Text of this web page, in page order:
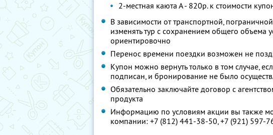
2-местная каюта А - 820р. к стоимости
В зависимости от транспортной,
изменять тур с сохранением общего объема
ориентировочно
Перенос времени поездки возможен не
Купон можно вернуть только в том случае,
подписан, и бронирование не было
Обязательно заключайте договор с
продукта
Информацию по условиям акции вы также
компании: +7 (812) 441-38-50, +7 (921) 597-